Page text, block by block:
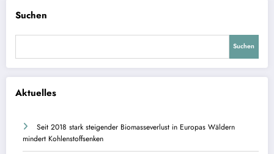
Suchen
Suchen
Aktuelles
Seit 2018 stark steigender Biomasseverlust in Europas Wäldern
mindert Kohlenstoffsenken